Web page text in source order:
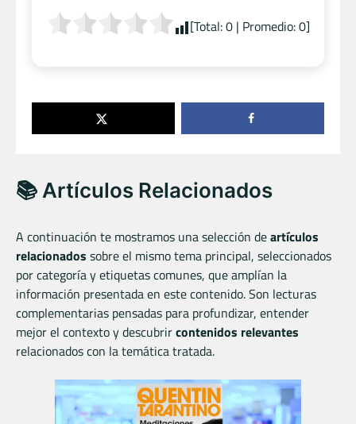
[Total:0| Promedio:0]
📚 Artículos Relacionados
A continuación te mostramos una selección deartículos
relacionados sobre el mismo tema principal, seleccionados
por categoría y etiquetas comunes, que amplían la
información presentada en este contenido. Son lecturas
complementarias pensadas para profundizar, entender
mejor el contexto y descubrircontenidos relevantes
relacionados con la temática tratada.